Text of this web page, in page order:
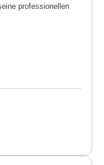
professionellen